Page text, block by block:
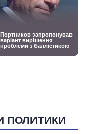
ПОЛИТИКИ